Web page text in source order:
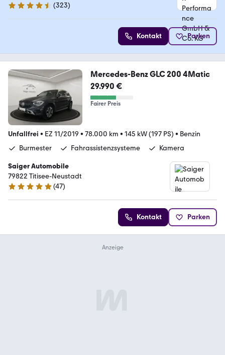
4.3 Sterne
(323)
Kontakt Parken
Mercedes-Benz GLC 200 4Matic
29.990 €
Fairer Preis
Unfallfrei • EZ 11/2019 • 78.000 km • 145 kW (197 PS) • Benzin
Burmester
Fahrassistenzsysteme Kamera
Saiger Automobile
79822 Titisee-Neustadt
4.8 Sterne
(47)
Kontakt Parken